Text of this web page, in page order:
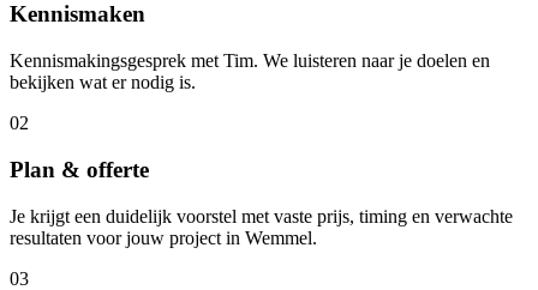
Kennismaken
Kennismakingsgesprek met Tim. We luisteren naar je doelen en
bekijken wat er nodig is.
02
Plan & offerte
Je krijgt een duidelijk voorstel met vaste prijs, timing en verwachte
resultaten voor jouw project in Wemmel.
03